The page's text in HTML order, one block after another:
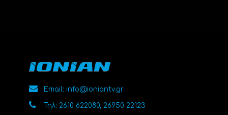
Email: info@ioniantv.gr
Τηλ: 2610 622080, 26950 22123